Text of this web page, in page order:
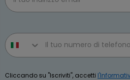
Phone number
Cliccando su "Iscriviti", accetti